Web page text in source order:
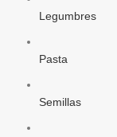
Legumbres
Pasta
Semillas